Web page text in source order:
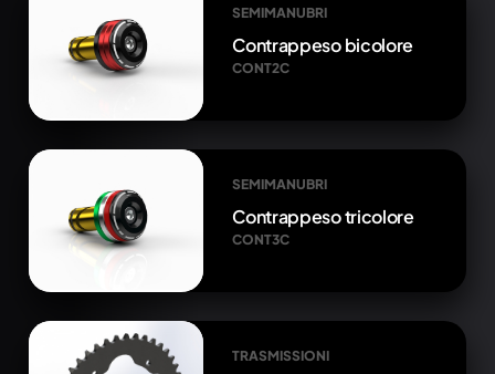
SEMIMANUBRI
Contrappeso bicolore
CONT2C
SEMIMANUBRI
Contrappeso tricolore
CONT3C
TRASMISSIONI